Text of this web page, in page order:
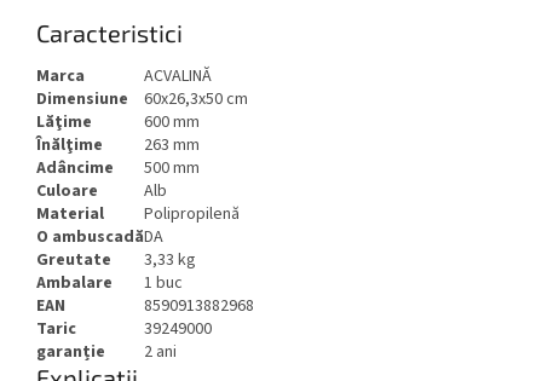
Caracteristici
Marca
ACVALINĂ
Dimensiune
60x26,3x50 cm
Lăţime
600 mm
Înălţime
263 mm
Adâncime
500 mm
Culoare
Alb
Material
Polipropilenă
O ambuscadăDA
Greutate
3,33 kg
Ambalare
1 buc
EAN
8590913882968
Taric
39249000
garanție
2 ani